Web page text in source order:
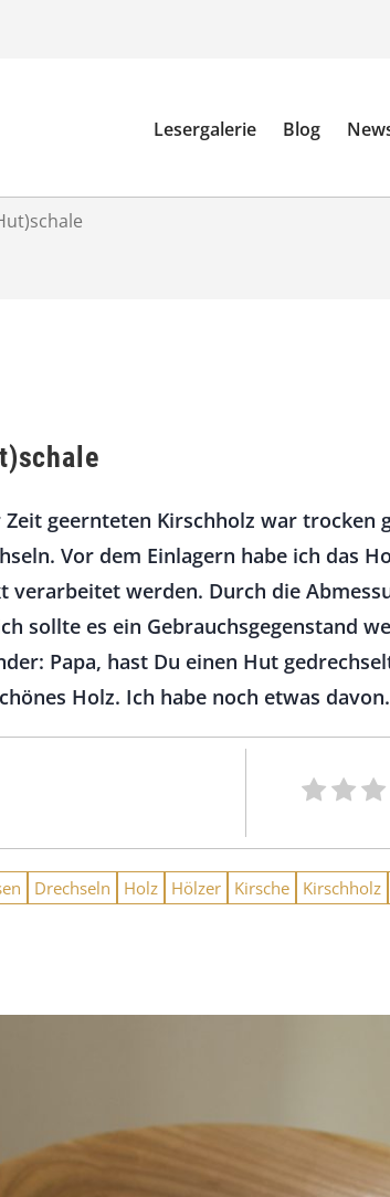
Lesergalerie Blog
geernteten Kirschholz war trocken
Vor dem Einlagern habe ich das
werden. Durch die
sollte es ein Gebrauchsgegenstand
Papa, hast Du einen Hut
Holz. Ich habe noch etwas davon.
Drechseln Holz Hölzer Kirsche Kirschholz